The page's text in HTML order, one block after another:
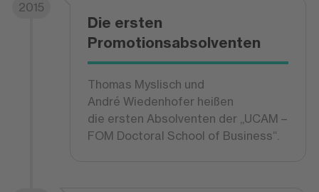
2015
Die ersten
Promotionsabsolventen
Thomas Myslisch und
André Wiedenhofer heißen
die ersten Absolventen der „UCAM –
FOM Doctoral School of Business“.